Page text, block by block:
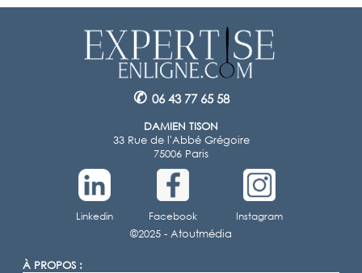
✆ 06 43 77 65 58
DAMIEN TISON
33 Rue de l'Abbé Grégoire
75006 Paris
Linkedin Facebook
Instagram
©2025 - Atoutmédia
À PROPOS :